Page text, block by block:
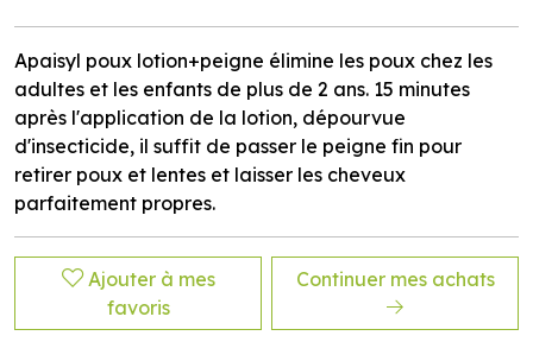
Apaisyl poux lotion+peigne élimine les poux chez les
adultes et les enfants de plus de 2 ans. 15 minutes
après l'application de la lotion, dépourvue
d'insecticide, il suffit de passer le peigne fin pour
retirer poux et lentes et laisser les cheveux
parfaitement propres.
Ajouter à mes
favoris
Continuer mes achats